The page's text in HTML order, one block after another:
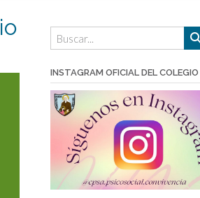
INSTAGRAM OFICIAL DEL COLEGIO